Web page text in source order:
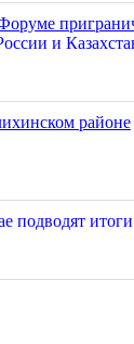
и
подводят